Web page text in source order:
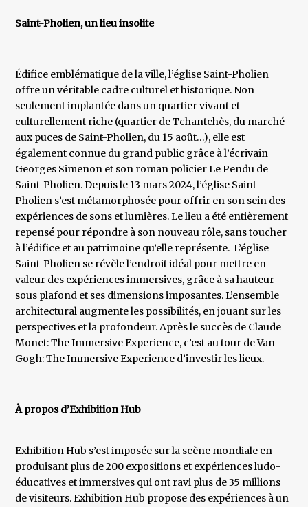
Saint-Pholien, un lieu insolite
Édifice emblématique de la ville, l’église Saint-Pholien
offre un véritable cadre culturel et historique. Non
seulement implantée dans un quartier vivant et
culturellement riche (quartier de Tchantchès, du marché
aux puces de Saint-Pholien, du 15 août…), elle est
également connue du grand public grâce à l’écrivain
Georges Simenon et son roman policier Le Pendu de
Saint-Pholien. Depuis le 13 mars 2024, l’église Saint-
Pholien s’est métamorphosée pour offrir en son sein des
expériences de sons et lumières. Le lieu a été entièrement
repensé pour répondre à son nouveau rôle, sans toucher
à l’édifice et au patrimoine qu’elle représente. L’église
Saint-Pholien se révèle l’endroit idéal pour mettre en
valeur des expériences immersives, grâce à sa hauteur
sous plafond et ses dimensions imposantes. L’ensemble
architectural augmente les possibilités, en jouant sur les
perspectives et la profondeur. Après le succès de Claude
Monet: The Immersive Experience, c’est au tour de Van
Gogh: The Immersive Experience d’investir les lieux.
À propos d’Exhibition Hub
Exhibition Hub s’est imposée sur la scène mondiale en
produisant plus de 200 expositions et expériences ludo-
éducatives et immersives qui ont ravi plus de 35 millions
de visiteurs. Exhibition Hub propose des expériences à un